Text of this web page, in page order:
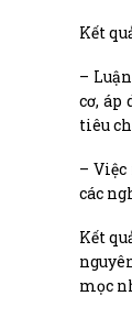
Kết
–
cơ, áp
tiêu
– Việc
các
Kết
mọc